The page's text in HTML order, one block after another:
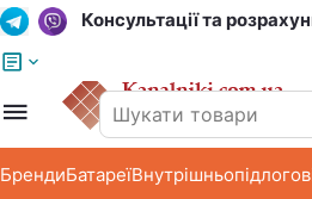
Консультації та
БрендиБатареї